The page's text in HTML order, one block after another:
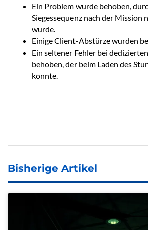
Ein Problem wurde behoben,
Siegessequenz nach der Mission
wurde.
Einige Client-Abstürze wurden
Ein seltener Fehler bei
behoben, der beim Laden des
konnte.
Bisherige Artikel